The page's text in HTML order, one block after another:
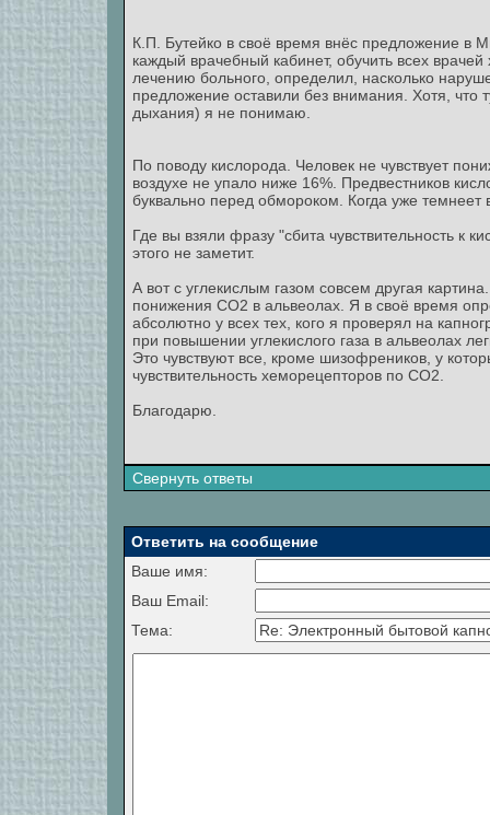
К.П. Бутейко в своё время внёс предложение в
каждый врачебный кабинет, обучить всех
лечению больного, определил, насколько
предложение оставили без внимания. Хотя, что
дыхания) я не понимаю.
По поводу кислорода. Человек не чувствует
воздухе не упало ниже 16%. Предвестников
буквально перед обмороком. Когда уже темнеет
Где вы взяли фразу "сбита чувствительность к
этого не заметит.
А вот с углекислым газом совсем другая
понижения СО2 в альвеолах. Я в своё время
абсолютно у всех тех, кого я проверял на
при повышении углекислого газа в альвеолах
Это чувствуют все, кроме шизофреников, у
чувствительность хеморецепторов по СО2.
Благодарю.
Свернуть ответы
Ответить на сообщение
Ваше имя:
Ваш Email:
Тема: